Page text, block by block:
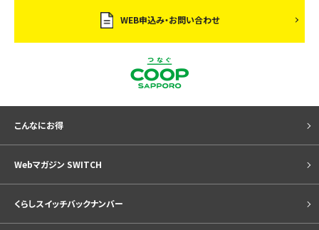
WEB申込み・お問い合わせ
こんなにお得
Webマガジン SWITCH
くらしスイッチバックナンバー